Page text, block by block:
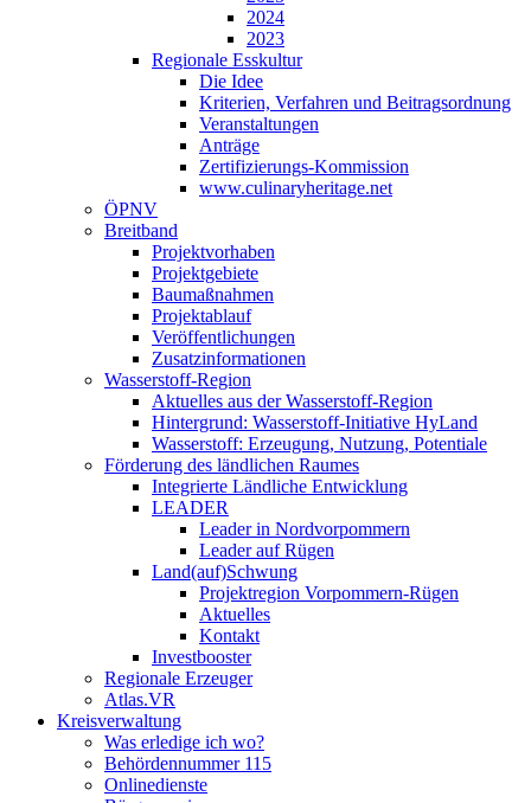
2024
2023
Regionale Esskultur
Die Idee
Kriterien, Verfahren und Beitragsordnung
Veranstaltungen
Anträge
Zertifizierungs-Kommission
www.culinaryheritage.net
ÖPNV
Breitband
Projektvorhaben
Projektgebiete
Baumaßnahmen
Projektablauf
Veröffentlichungen
Zusatzinformationen
Wasserstoff-Region
Aktuelles aus der Wasserstoff-Region
Hintergrund: Wasserstoff-Initiative HyLand
Wasserstoff: Erzeugung, Nutzung, Potentiale
Förderung des ländlichen Raumes
Integrierte Ländliche Entwicklung
LEADER
Leader in Nordvorpommern
Leader auf Rügen
Land(auf)Schwung
Projektregion Vorpommern-Rügen
Aktuelles
Kontakt
Investbooster
Regionale Erzeuger
Atlas.VR
Kreisverwaltung
Was erledige ich wo?
Behördennummer 115
Onlinedienste